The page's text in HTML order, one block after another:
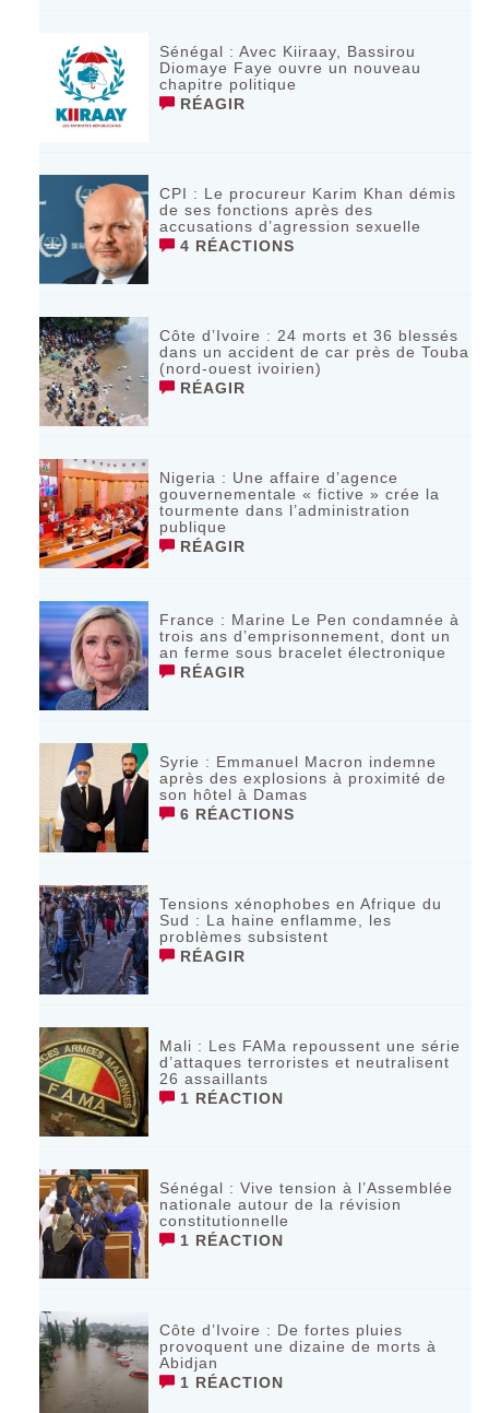
Sénégal : Avec Kiiraay, Bassirou
Diomaye Faye ouvre un nouveau
chapitre politique
RÉAGIR
CPI : Le procureur Karim Khan démis
de ses fonctions après des
accusations d’agression sexuelle
4 RÉACTIONS
Côte d’Ivoire : 24 morts et 36 blessés
dans un accident de car près de Touba
(nord-ouest ivoirien)
RÉAGIR
Nigeria : Une affaire d’agence
gouvernementale « fictive » crée la
tourmente dans l’administration
publique
RÉAGIR
France : Marine Le Pen condamnée à
trois ans d’emprisonnement, dont un
an ferme sous bracelet électronique
RÉAGIR
Syrie : Emmanuel Macron indemne
après des explosions à proximité de
son hôtel à Damas
6 RÉACTIONS
Tensions xénophobes en Afrique du
Sud : La haine enflamme, les
problèmes subsistent
RÉAGIR
Mali : Les FAMa repoussent une série
d’attaques terroristes et neutralisent
26 assaillants
1 RÉACTION
Sénégal : Vive tension à l’Assemblée
nationale autour de la révision
constitutionnelle
1 RÉACTION
Côte d’Ivoire : De fortes pluies
provoquent une dizaine de morts à
Abidjan
1 RÉACTION